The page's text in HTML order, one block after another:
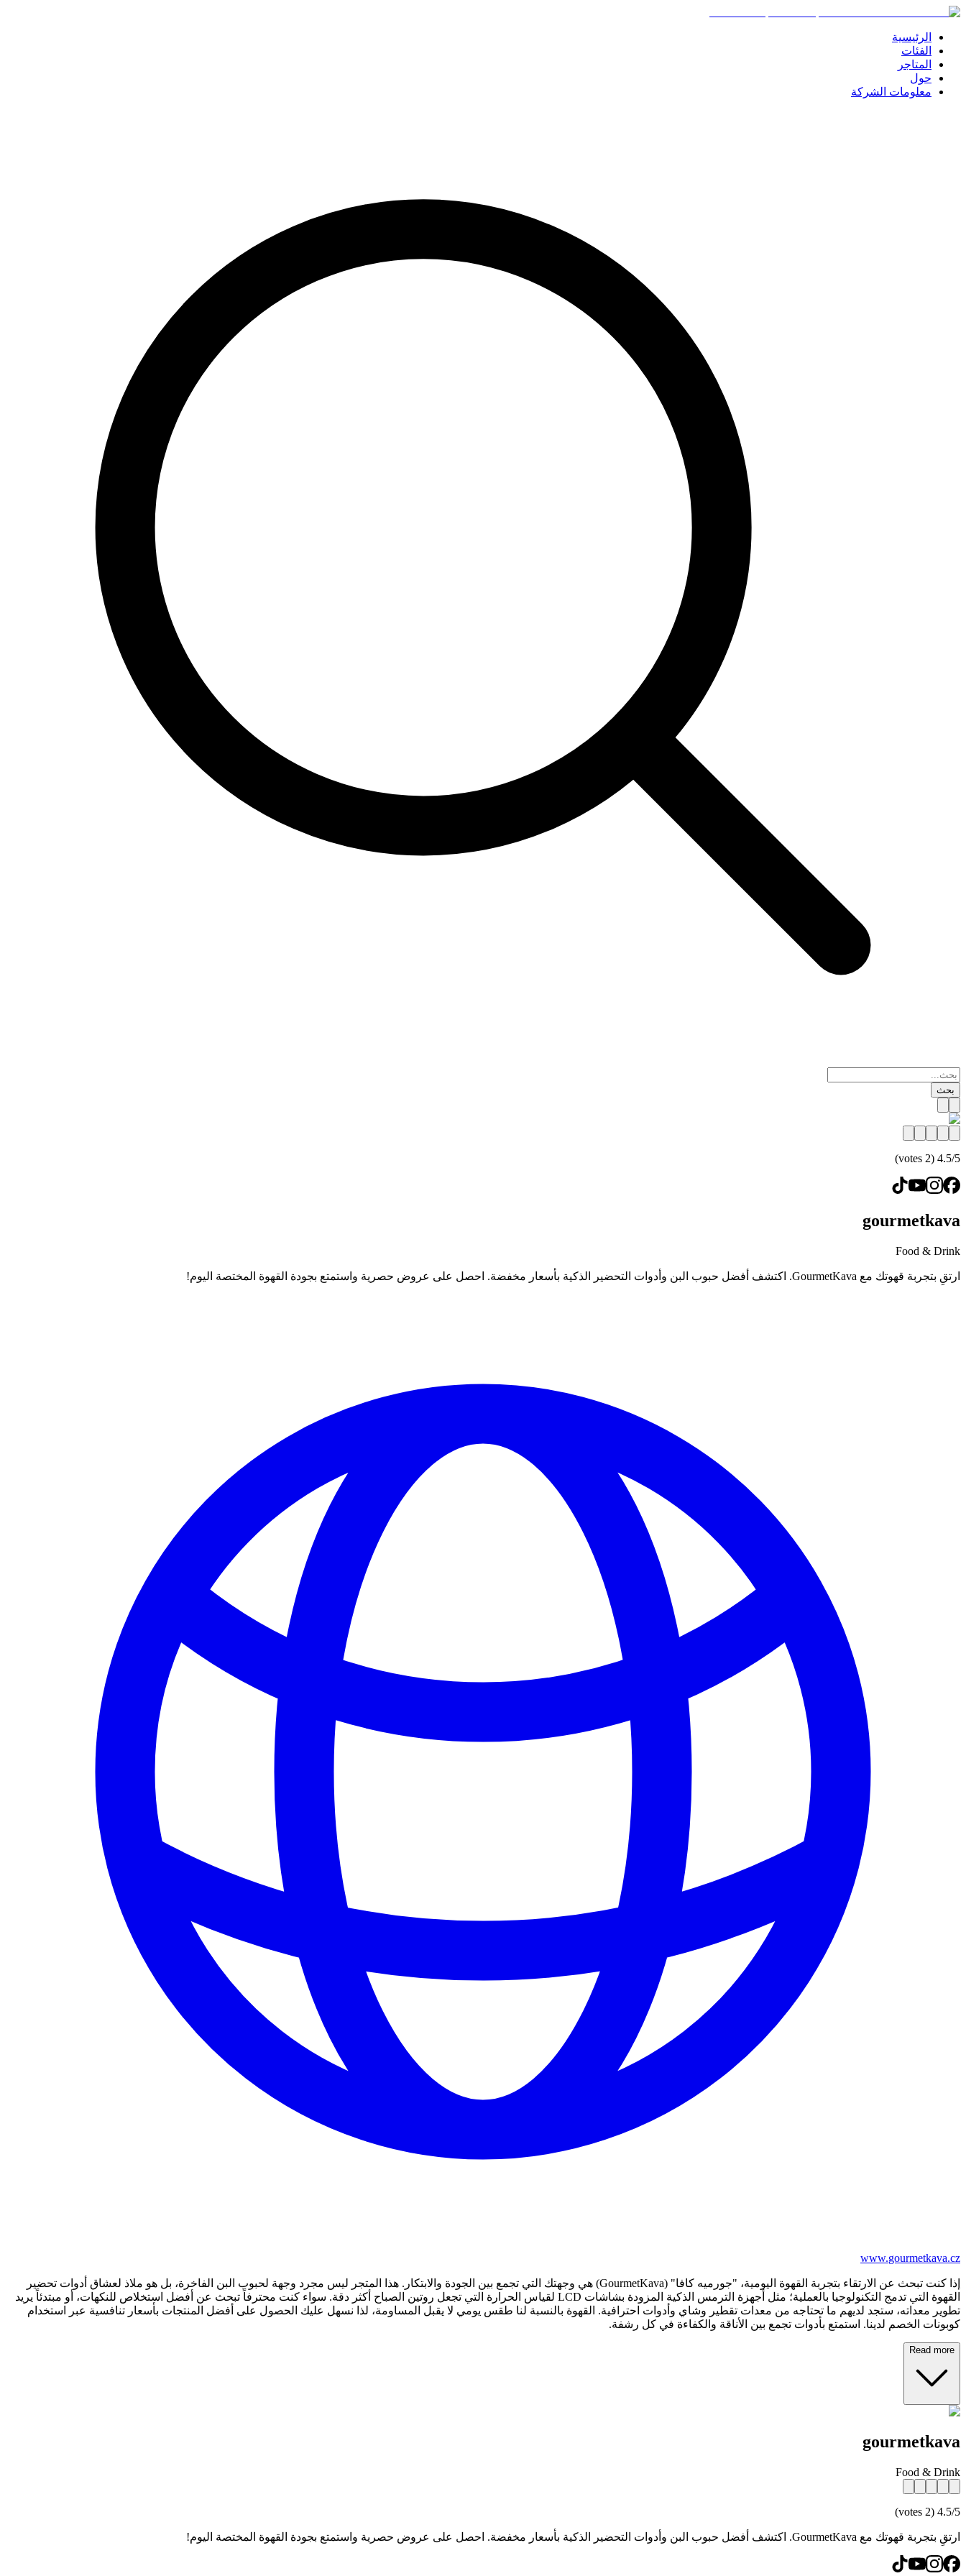
الرئيسية
الفئات
المتاجر
حول
معلومات الشركة
بحث
4.5/5 (2 votes)
gourmetkava
Food & Drink
ارتقِ بتجربة قهوتك مع GourmetKava. اكتشف أفضل حبوب البن وأدوات التحضير الذكية بأسعار مخفضة. احصل على عروض حصرية واستمتع بجودة القهوة المختصة اليوم!
www.gourmetkava.cz
إذا كنت تبحث عن الارتقاء بتجربة القهوة اليومية، "جورميه كافا" (GourmetKava) هي وجهتك التي تجمع بين الجودة والابتكار. هذا المتجر ليس مجرد وجهة لحبوب البن الفاخرة، بل هو ملاذ لعشاق أدوات تحضير
القهوة التي تدمج التكنولوجيا بالعملية؛ مثل أجهزة الترمس الذكية المزودة بشاشات LCD لقياس الحرارة التي تجعل روتين الصباح أكثر دقة. سواء كنت محترفاً تبحث عن أفضل استخلاص للنكهات، أو مبتدئاً يريد
تطوير معداته، ستجد لديهم ما تحتاجه من معدات تقطير وشاي وأدوات احترافية. القهوة بالنسبة لنا طقس يومي لا يقبل المساومة، لذا نسهل عليك الحصول على أفضل المنتجات بأسعار تنافسية عبر استخدام
كوبونات الخصم لدينا. استمتع بأدوات تجمع بين الأناقة والكفاءة في كل رشفة.
Read more
gourmetkava
Food & Drink
4.5/5 (2 votes)
ارتقِ بتجربة قهوتك مع GourmetKava. اكتشف أفضل حبوب البن وأدوات التحضير الذكية بأسعار مخفضة. احصل على عروض حصرية واستمتع بجودة القهوة المختصة اليوم!